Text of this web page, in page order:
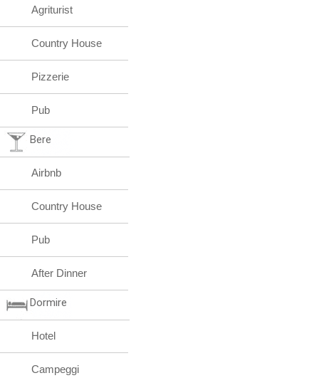
Agriturist
Country House
Pizzerie
Pub
Bere
Airbnb
Country House
Pub
After Dinner
Dormire
Hotel
Campeggi